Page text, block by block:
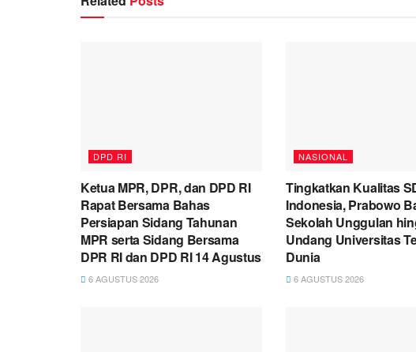
DPD RI
Ketua MPR, DPR, dan DPD RI
Rapat Bersama Bahas
Persiapan Sidang Tahunan
MPR serta Sidang Bersama
DPR RI dan DPD RI 14 Agustus
6 AGUSTUS 2026
NASIONAL
Tingkatkan Kualitas
Indonesia, Prabowo
Sekolah Unggulan
Undang Universitas
Dunia
6 AGUSTUS 2026